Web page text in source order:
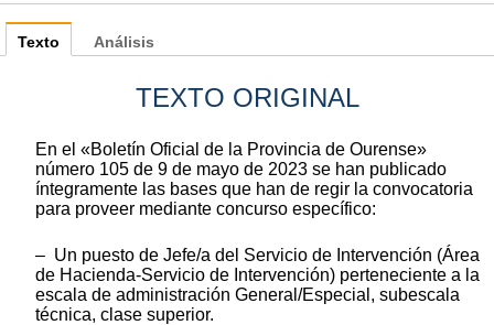
Texto
TEXTO ORIGINAL
En el «Boletín Oficial de la Provincia de Ourense»
número 105 de 9 de mayo de 2023 se han publicado
íntegramente las bases que han de regir la convocatoria
para proveer mediante concurso específico:
– Un puesto de Jefe/a del Servicio de Intervención (Área
de Hacienda-Servicio de Intervención) perteneciente a la
escala de administración General/Especial, subescala
técnica, clase superior.
Análisis